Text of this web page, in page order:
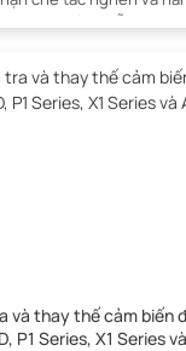
đây sẽ hướng dẫn bạn
và thay thế cảm biến
P1 Series, X1 Series